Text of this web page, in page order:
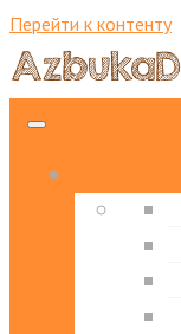
Перейти к контенту